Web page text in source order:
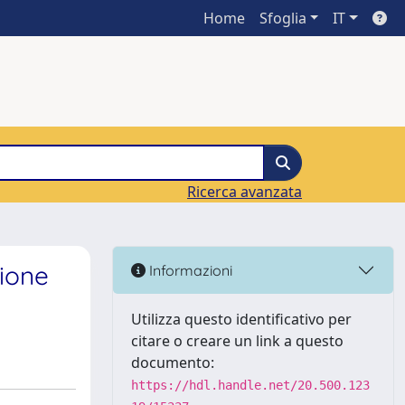
Home Sfoglia IT
Ricerca avanzata
Informazioni
Utilizza questo identificativo per
citare o creare un link a questo
documento:
https://hdl.handle.net/20.500.123